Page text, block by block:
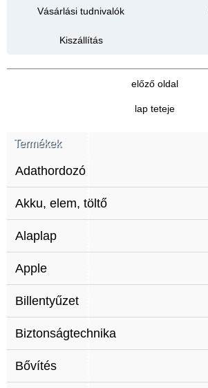
Vásárlási tudnivalók
Kiszállítás
Termékek
Adathordozó
Akku, elem, töltő
Alaplap
Apple
Billentyűzet
Biztonságtechnika
Bővítés
előző oldal
lap teteje